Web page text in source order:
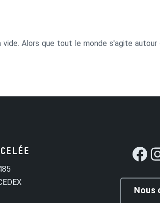
Alors que tout le monde s'agite autour
Nous